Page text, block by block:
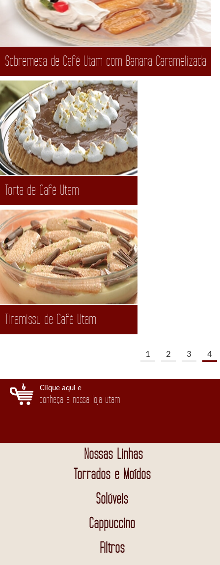
Sobremesa de Café Utam com Banana Caramelizada
Torta de Café Utam
Tiramissu de Café Utam
1 2 3 4
Clique aqui e
conheça a nossa loja utam
Nossas Linhas
Torrados e Moídos
Solúveis
Cappuccino
Filtros